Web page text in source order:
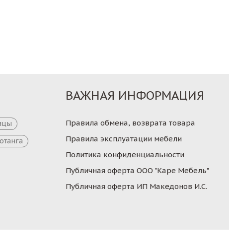
ВАЖНАЯ ИНФОРМАЦИЯ
Правила обмена, возврата товара
Правила эксплуатации мебели
Политика конфиденциальности
Публичная оферта ООО "Каре Мебель"
Публичная оферта ИП Македонов И.С.